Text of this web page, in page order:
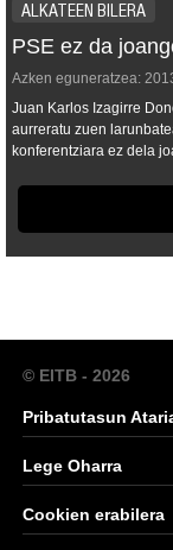
ALKATEEN BILERA
PSE ez da
Azken eguneratzea:
Juan Karlos Izagirre
aurreratu zuen
konferentziara ez dela
© EITB - 2026
Pribatutasun
Lege Oharra
Cookien erabilera